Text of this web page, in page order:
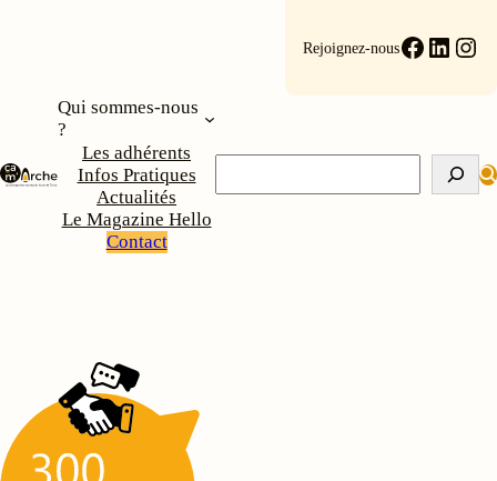
Rejoignez-nous
Qui sommes-nous
?
Les adhérents
Infos Pratiques
Actualités
Le Magazine Hello
Contact